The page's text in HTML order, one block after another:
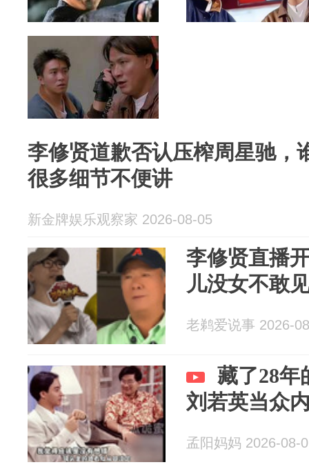
李修贤道歉否认压榨周星驰，
很多细节不便讲
新金牌娱乐观察家 2026-08-05
李修贤直播
儿没女不敢
老鹈爱说事 2026-
藏了28年
刘若英当众
孟阳妈妈 2026-08-